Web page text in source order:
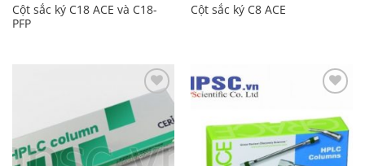
Cột sắc ký C18 ACE và C18-
PFP
Cột sắc ký C8 ACE
Wishlist
Wishlist